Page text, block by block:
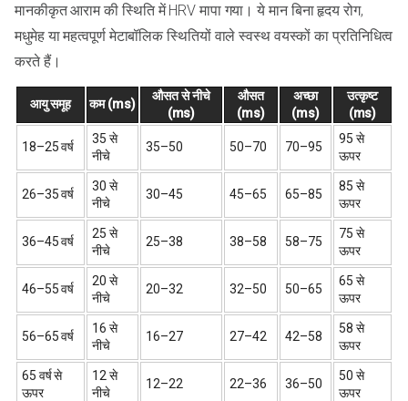
मानकीकृत आराम की स्थिति में HRV मापा गया। ये मान बिना हृदय रोग,
मधुमेह या महत्वपूर्ण मेटाबॉलिक स्थितियों वाले स्वस्थ वयस्कों का प्रतिनिधित्व
करते हैं।
आयु समूह कम (ms)
औसत से नीचे
(ms)
औसत
(ms)
अच्छा
(ms)
उत्कृष्ट
(ms)
18–25 वर्ष
35 से
नीचे
35–50 50–70 70–95
95 से
ऊपर
26–35 वर्ष
30 से
नीचे
30–45 45–65 65–85
85 से
ऊपर
36–45 वर्ष
25 से
नीचे
25–38 38–58 58–75
75 से
ऊपर
46–55 वर्ष
20 से
नीचे
20–32 32–50 50–65
65 से
ऊपर
56–65 वर्ष
16 से
नीचे
16–27 27–42 42–58
58 से
ऊपर
65 वर्ष से
ऊपर
12 से
नीचे
12–22 22–36 36–50
50 से
ऊपर